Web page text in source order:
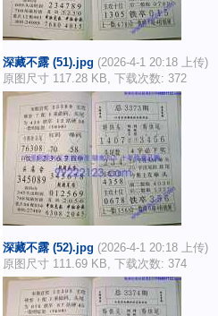
深藏不露 (51).jpg (2026-4-1 20:18 上传)
原图尺寸 117.28 KB, 下载次数: 372
深藏不露 (52).jpg (2026-4-1 20:18 上传)
原图尺寸 111.69 KB, 下载次数: 374